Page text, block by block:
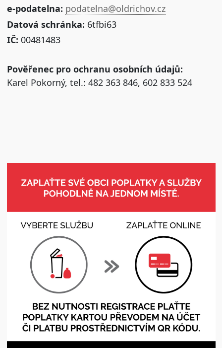
e-podatelna: podatelna@oldrichov.cz
Datová schránka: 6tfbi63
IČ: 00481483
Pověřenec pro ochranu osobních údajů:
Karel Pokorný, tel.: 482 363 846, 602 833 524